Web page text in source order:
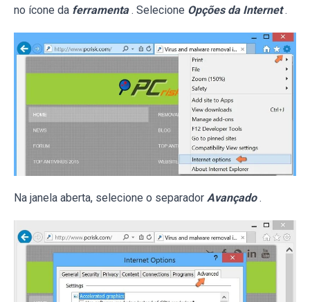
no ícone da ferramenta . Selecione Opções da Internet .
Na janela aberta, selecione o separador Avançado .